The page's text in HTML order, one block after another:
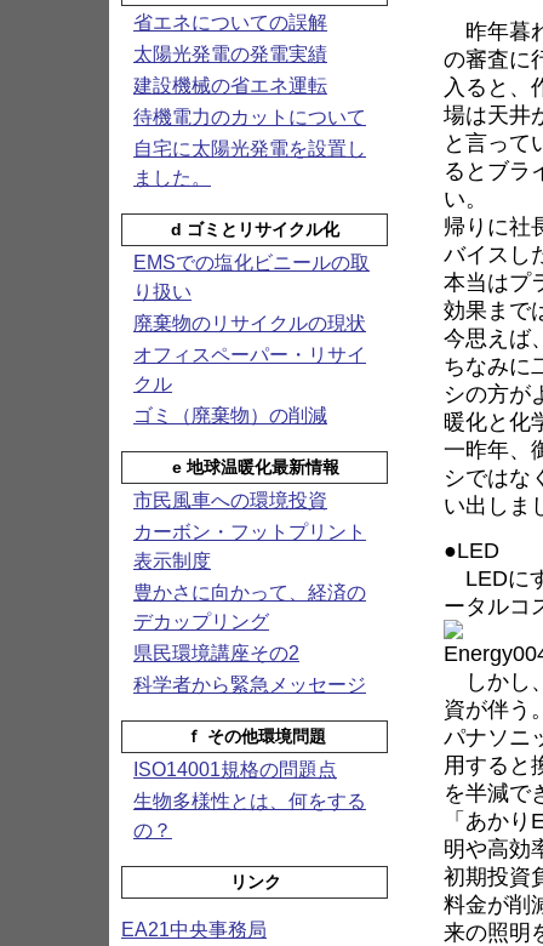
昨年暮
の審査に
入ると、
場は天井
と言って
るとブラ
い。
帰りに社
バイスし
本当はプ
効果まで
今思えば
ちなみに
シの方が
暖化と化
一昨年、
シではな
い出しま
●LED
LEDに
ータルコ
しかし
資が伴う
パナソニ
用すると
を半減で
「あか
明や高効
初期投資
料金が削
来の照明
省エネについての誤解
太陽光発電の発電実績
建設機械の省エネ運転
待機電力のカットについて
自宅に太陽光発電を設置し
ました。
d ゴミとリサイクル化
EMSでの塩化ビニールの取
り扱い
廃棄物のリサイクルの現状
オフィスペーパー・リサイ
クル
ゴミ（廃棄物）の削減
e 地球温暖化最新情報
市民風車への環境投資
カーボン・フットプリント
表示制度
豊かさに向かって、経済の
デカップリング
県民環境講座その2
科学者から緊急メッセージ
ｆ その他環境問題
ISO14001規格の問題点
生物多様性とは、何をする
の？
リンク
EA21中央事務局